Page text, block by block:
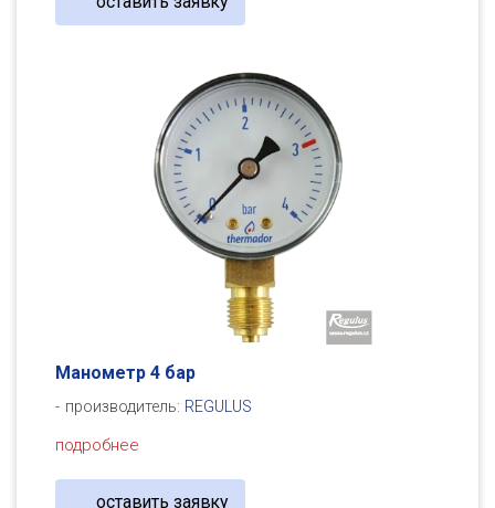
Манометр 4 бар
производитель: REGULUS
подробнее
оставить заявку